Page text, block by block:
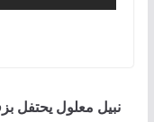
نبيل معلول يحتفل